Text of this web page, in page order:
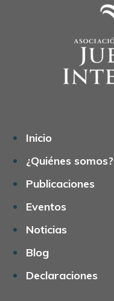
Inicio
¿Quiénes somos?
Publicaciones
Eventos
Noticias
Blog
Declaraciones